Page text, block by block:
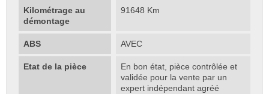
Kilométrage au
démontage
91648 Km
ABS AVEC
Etat de la pièce
En bon état, pièce contrôlée et
validée pour la vente par un
expert indépendant agréé